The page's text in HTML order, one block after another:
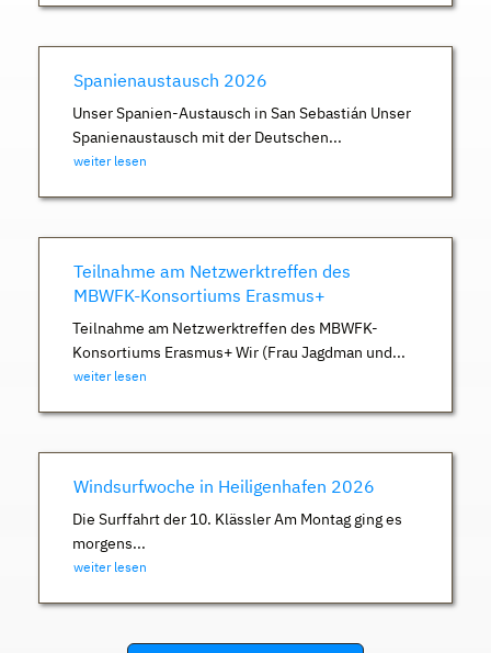
Spanienaustausch 2026
Unser Spanien-Austausch in San Sebastián Unser
Spanienaustausch mit der Deutschen...
weiter lesen
Teilnahme am Netzwerktreffen des
MBWFK-Konsortiums Erasmus+
Teilnahme am Netzwerktreffen des MBWFK-
Konsortiums Erasmus+ Wir (Frau Jagdman und...
weiter lesen
Windsurfwoche in Heiligenhafen 2026
Die Surffahrt der 10. Klässler Am Montag ging es
morgens...
weiter lesen